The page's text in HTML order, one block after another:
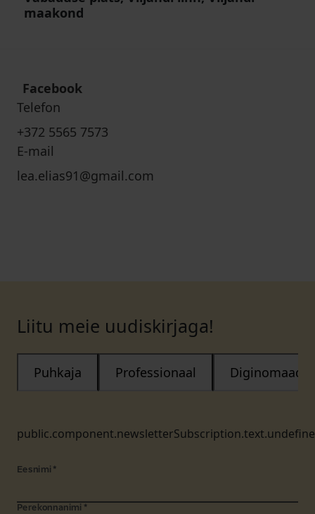
maakond
Facebook
Telefon
+372 5565 7573
E-mail
lea.elias91@gmail.com
Liitu meie uudiskirjaga!
Puhkaja Professionaal Diginomaad
Eesnimi *
Perekonnanimi *